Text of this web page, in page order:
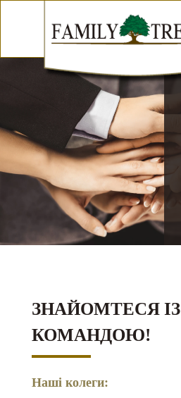
ЗНАЙОМТЕСЯ
КОМАНДОЮ!
Наші колеги: